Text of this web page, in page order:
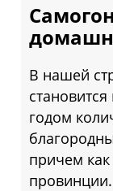
В нашей
годом
причем как
провинции.